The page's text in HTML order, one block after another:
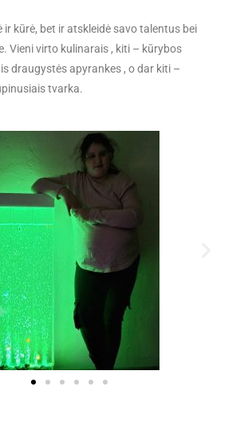
ir kūrė, bet ir atskleidė savo talentus bei
Vieni virto kulinarais , kiti – kūrybos
draugystės apyrankes , o dar kiti –
tvarka.